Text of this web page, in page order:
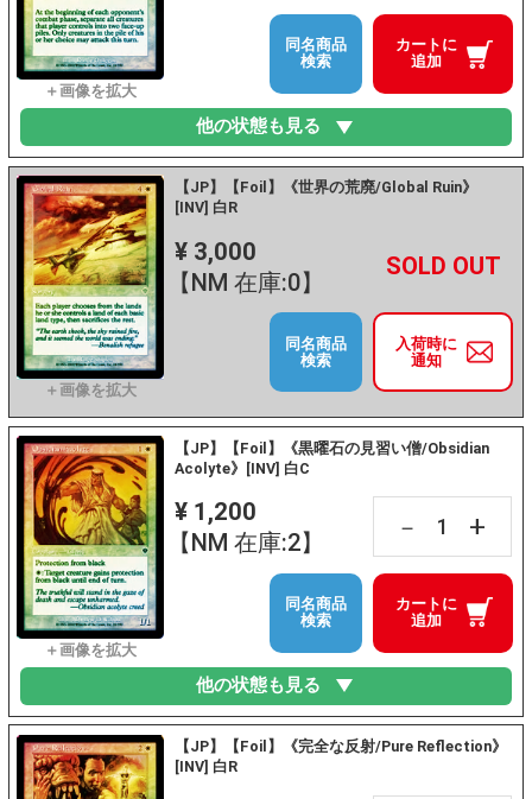
カートに
追加
同名商品
検索
他の状態も見る
【JP】【Foil】《世界の荒廃/Global Ruin》
[INV] 白R
¥ 3,000
【NM 在庫:0】
－ +
入荷時に
通知
同名商品
検索
【JP】【Foil】《黒曜石の見習い僧/Obsidian
Acolyte》[INV] 白C
¥ 1,200
【NM 在庫:2】
－ +
カートに
追加
同名商品
検索
他の状態も見る
【JP】【Foil】《完全な反射/Pure Reflection》
[INV] 白R